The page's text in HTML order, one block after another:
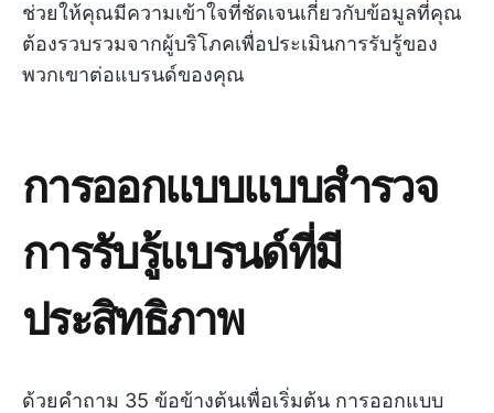
ช่วยให้คุณมีความเข้าใจที่ชัดเจนเกี่ยวกับข้อมูลที่คุณ
ต้องรวบรวมจากผู้บริโภคเพื่อประเมินการรับรู้ของ
พวกเขาต่อแบรนด์ของคุณ
การออกแบบแบบสำรวจ
การรับรู้แบรนด์ที่มี
ประสิทธิภาพ
ด้วยคำถาม 35 ข้อข้างต้นเพื่อเริ่มต้น การออกแบบ